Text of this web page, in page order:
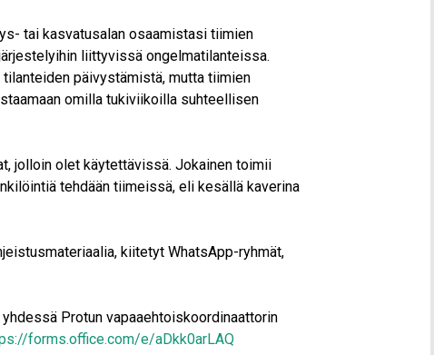
tai kasvatusalan osaamistasi tiimien
liittyvissä ongelmatilanteissa.
päivystämistä, mutta tiimien
omilla tukiviikoilla suhteellisen
jolloin olet käytettävissä. Jokainen toimii
tehdään tiimeissä, eli kesällä kaverina
kiitetyt WhatsApp-ryhmät,
Protun vapaaehtoiskoordinaattorin
forms.office.com/e/aDkk0arLAQ